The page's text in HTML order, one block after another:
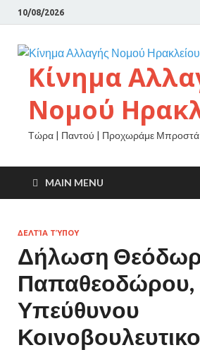
10/08/2026
Κίνημα
Νομού
Τώρα | Παντού | Προχωράμε Μπροστά
MAIN MENU
ΔΕΛΤΊΑ ΤΎΠΟΥ
Δήλωση
Παπαθεοδώρου,
Υπεύθυνου